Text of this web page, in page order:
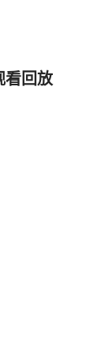
看回放